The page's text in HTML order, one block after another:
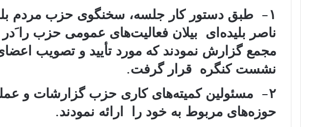
۱- طبق دستور کار جلسه، سخنگوی حزب مردم
ناصر بلیده‌ای بیلان فعالیت‌های عمومی حزب را
مجمع گزارش نمودند که مورد تأیید و تصویب
نشست کنگره قرار گرفت.
۲- مسئولین کمیته‌های کاری حزب گزارشات و
حوزه‌های مربوط به خود را ارائه نمودند.